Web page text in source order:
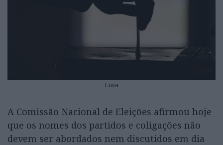
Lusa
A Comissão Nacional de Eleições afirmou hoje
que os nomes dos partidos e coligações não
devem ser abordados nem discutidos em dia